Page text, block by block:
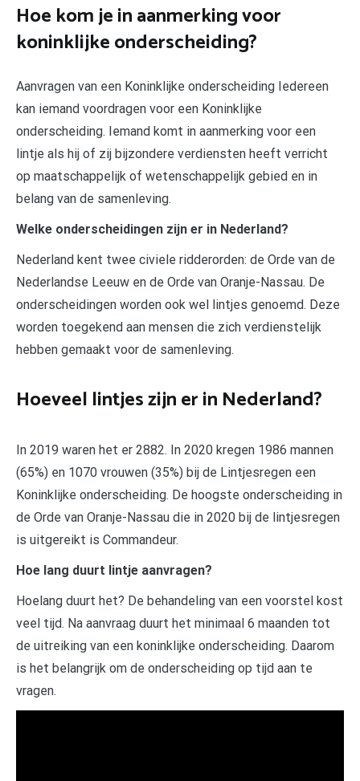
Hoe kom je in aanmerking voor
koninklijke onderscheiding?
Aanvragen van een Koninklijke onderscheiding Iedereen
kan iemand voordragen voor een Koninklijke
onderscheiding. Iemand komt in aanmerking voor een
lintje als hij of zij bijzondere verdiensten heeft verricht
op maatschappelijk of wetenschappelijk gebied en in
belang van de samenleving.
Welke onderscheidingen zijn er in Nederland?
Nederland kent twee civiele ridderorden: de Orde van de
Nederlandse Leeuw en de Orde van Oranje-Nassau. De
onderscheidingen worden ook wel lintjes genoemd. Deze
worden toegekend aan mensen die zich verdienstelijk
hebben gemaakt voor de samenleving.
Hoeveel lintjes zijn er in Nederland?
In 2019 waren het er 2882. In 2020 kregen 1986 mannen
(65%) en 1070 vrouwen (35%) bij de Lintjesregen een
Koninklijke onderscheiding. De hoogste onderscheiding in
de Orde van Oranje-Nassau die in 2020 bij de lintjesregen
is uitgereikt is Commandeur.
Hoe lang duurt lintje aanvragen?
Hoelang duurt het? De behandeling van een voorstel kost
veel tijd. Na aanvraag duurt het minimaal 6 maanden tot
de uitreiking van een koninklijke onderscheiding. Daarom
is het belangrijk om de onderscheiding op tijd aan te
vragen.